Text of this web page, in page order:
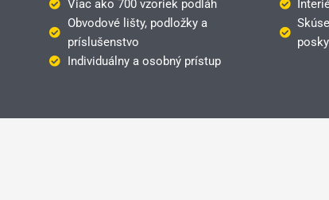
Viac ako 700 vzoriek podláh
Obvodové lišty, podložky a
príslušenstvo
Individuálny a osobný prístup